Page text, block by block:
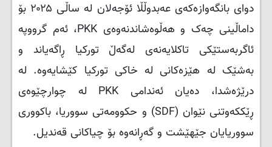
دوای بانگەوازەکەی عەبدوڵڵا ئۆجەلان لە ساڵی ۲۰۲۵ بۆ
داماڵینی چەک و هەڵوەشاندنەوەی PKK، ئەم گرووپە
ئاگربەستێکی تاکلایەنەی لەگەڵ تورکیا ڕاگەیاند و
بەشێک لە هێزەکانی لە خاکی تورکیا کێشایەوە. لە
درێژەشدا، دەیان ئەندامی PKK لە چوارچێوەی
ڕێککەوتنی نێوان (SDF) و حکوومەتی سووریا، باکووری
سووریایان جێهێشت و گەڕانەوە بۆ چیاکانی قەندیل.